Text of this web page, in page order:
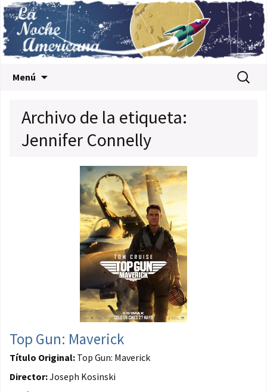
Menú Buscar:
Archivo de la etiqueta:
Jennifer Connelly
Top Gun: Maverick
Título Original: Top Gun: Maverick
Director:Joseph Kosinski